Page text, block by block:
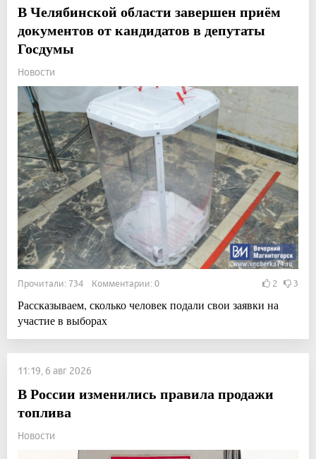
В Челябинской области завершен приём
документов от кандидатов в депутаты
Госдумы
Новости
Прочитали: 734 Комментарии: 0 2 3
Рассказываем, сколько человек подали свои заявки на
участие в выборах
11:19, 6 авг 2026
В России изменились правила продажи
топлива
Новости